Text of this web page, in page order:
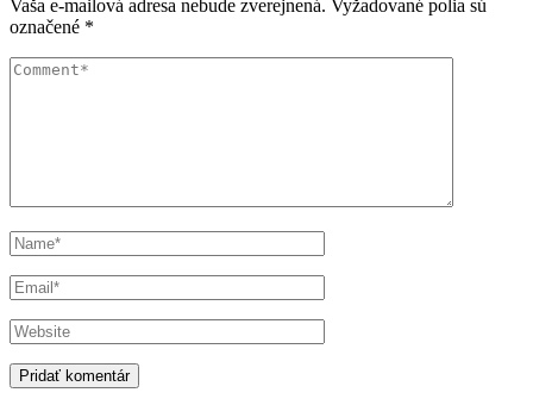
Vaša e-mailová adresa nebude zverejnená. Vyžadované polia sú
označené *